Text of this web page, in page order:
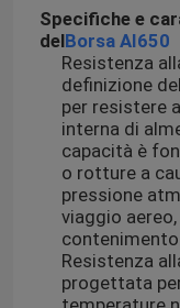
Specifiche e
delBorsa AI650
Resistenza
definizione
per resistere
interna di
capacità è
o rotture a
pressione
viaggio
Resistenza
progettata